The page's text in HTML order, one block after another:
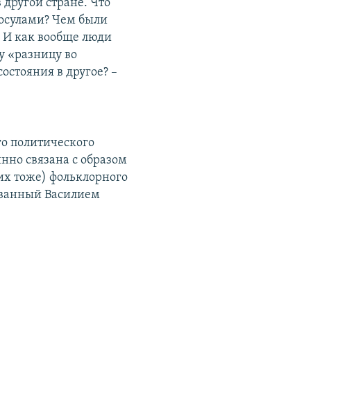
стране. Что
Чем были
И как вообще люди
«разницу во
в другое? –
политического
связана с образом
тоже) фольклорного
Василием